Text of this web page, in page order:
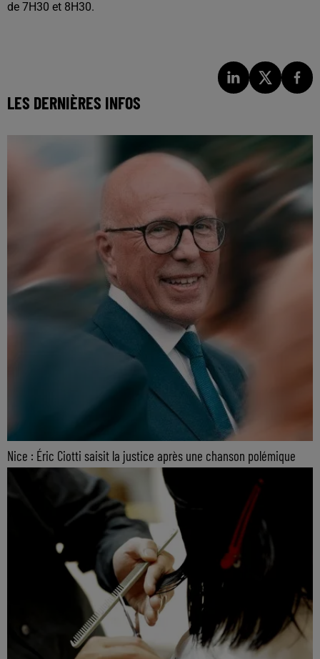
de 7H30 et 8H30.
LES DERNIÈRES INFOS
Nice : Éric Ciotti saisit la justice après une chanson polémique